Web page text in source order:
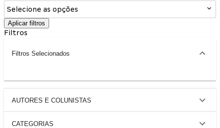
Selecione as opções
Aplicar filtros
Filtros
Filtros Selecionados
AUTORES E COLUNISTAS
CATEGORIAS